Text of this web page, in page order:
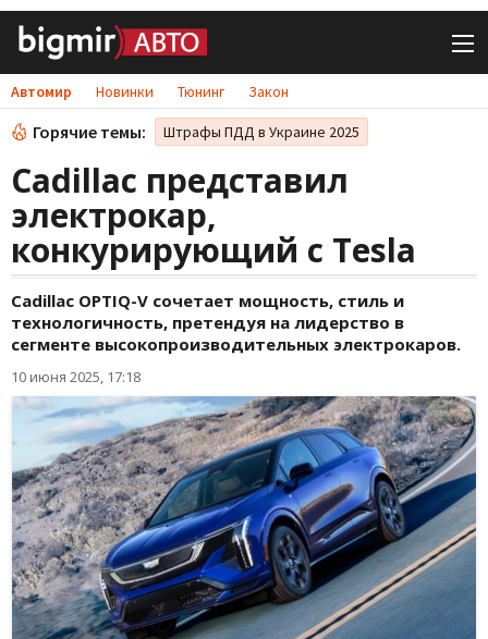
Автомир Новинки Тюнинг Закон
Горячие темы: Штрафы ПДД в Украине 2025
Cadillac представил
электрокар,
конкурирующий с Tesla
Cadillac OPTIQ-V сочетает мощность, стиль и
технологичность, претендуя на лидерство в
сегменте высокопроизводительных электрокаров.
10 июня 2025, 17:18